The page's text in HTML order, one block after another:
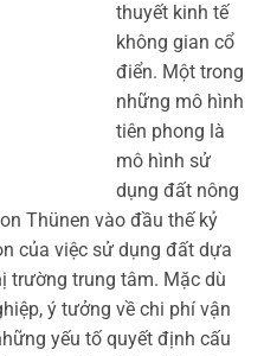
thuyết kinh tế
không gian cổ
điển. Một trong
những mô hình
tiên phong là
mô hình sử
dụng đất nông
Thünen vào đầu thế kỷ
của việc sử dụng đất dựa
trường trung tâm. Mặc dù
ý tưởng về chi phí vận
yếu tố quyết định cấu